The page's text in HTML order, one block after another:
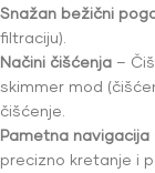
Snažan bežični
filtraciju).
Načini čišćenja –
skimmer mod
čišćenje.
Pametna navigacija
precizno kretanje i